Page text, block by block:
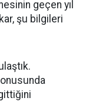
geçen yıl
şu bilgileri